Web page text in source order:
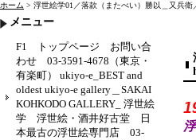
ホーム > 浮世絵学01／落款（またべい）勝以＿又兵
メニュー
F1 トップページ お問い合
わせ 03-3591-4678（東京・
有楽町） ukiyo-e_BEST and
oldest ukiyo-e gallery＿SAKAI
KOHKODO GALLERY_ 浮世絵
学 浮世絵・酒井好古堂 日
本最古の浮世絵専門店 03-